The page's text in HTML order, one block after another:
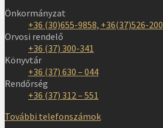
Önkormányzat
+36 (30)655-9858, +36(37)526-200
Orvosi rendelő
+36 (37) 300-341
Könyvtár
+36 (37) 630 – 044
Rendőrség
+36 (37) 312 – 551
További telefonszámok